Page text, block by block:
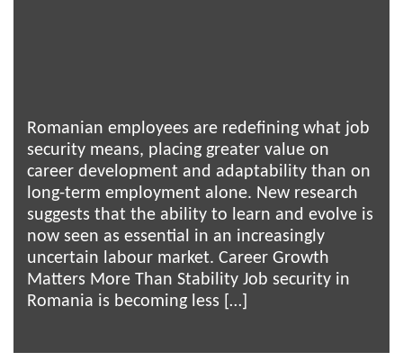
Romanian employees are redefining what job
security means, placing greater value on
career development and adaptability than on
long-term employment alone. New research
suggests that the ability to learn and evolve is
now seen as essential in an increasingly
uncertain labour market. Career Growth
Matters More Than Stability Job security in
Romania is becoming less […]